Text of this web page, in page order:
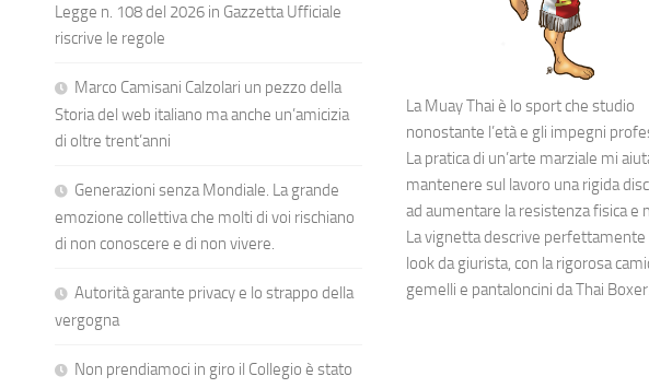
Legge n. 108 del 2026 in Gazzetta Ufficiale
riscrive le regole
Marco Camisani Calzolari un pezzo della
Storia del web italiano ma anche un’amicizia
di oltre trent’anni
Generazioni senza Mondiale. La grande
emozione collettiva che molti di voi rischiano
di non conoscere e di non vivere.
Autorità garante privacy e lo strappo della
vergogna
Non prendiamoci in giro il Collegio è stato
La Muay Thai è lo sport che studio
nonostante l’età e gli impegni
La pratica di un’arte marziale mi
mantenere sul lavoro una rigida
ad aumentare la resistenza fisica e
La vignetta descrive perfettamente
look da giurista, con la rigorosa
gemelli e pantaloncini da Thai Boxer.